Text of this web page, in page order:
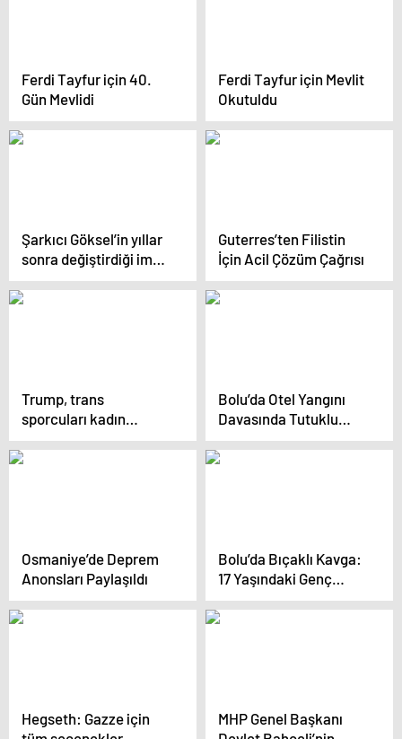
Ferdi Tayfur için 40.
Gün Mevlidi
Ferdi Tayfur için Mevlit
Okutuldu
Şarkıcı Göksel’in yıllar
sonra değiştirdiği imajı
sevenlerinden tam not
aldı
Guterres’ten Filistin
İçin Acil Çözüm Çağrısı
Trump, trans
sporcuları kadın
müsabakalarından
men eden kararnameyi
Bolu’da Otel Yangını
Davasında Tutuklu
Sayısı 21’e Yükseldi
Osmaniye’de Deprem
Anonsları Paylaşıldı
Bolu’da Bıçaklı Kavga:
17 Yaşındaki Genç
Hayatını Kaybetti
Hegseth: Gazze için
MHP Genel Başkanı